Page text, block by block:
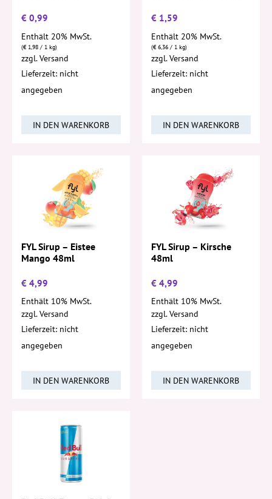
€ 0,99
Enthält 20% MwSt.
(€1,98 / 1 kg)
zzgl.Versand
Lieferzeit: nicht
angegeben
IN DEN WARENKORB
€ 1,59
Enthält 20% MwSt.
(€6,36 / 1 kg)
zzgl.Versand
Lieferzeit: nicht
angegeben
IN DEN WARENKORB
FYL Sirup – Eistee
Mango 48ml
€ 4,99
Enthält 10% MwSt.
zzgl.Versand
Lieferzeit: nicht
angegeben
IN DEN WARENKORB
FYL Sirup – Kirsche
48ml
€ 4,99
Enthält 10% MwSt.
zzgl.Versand
Lieferzeit: nicht
angegeben
IN DEN WARENKORB